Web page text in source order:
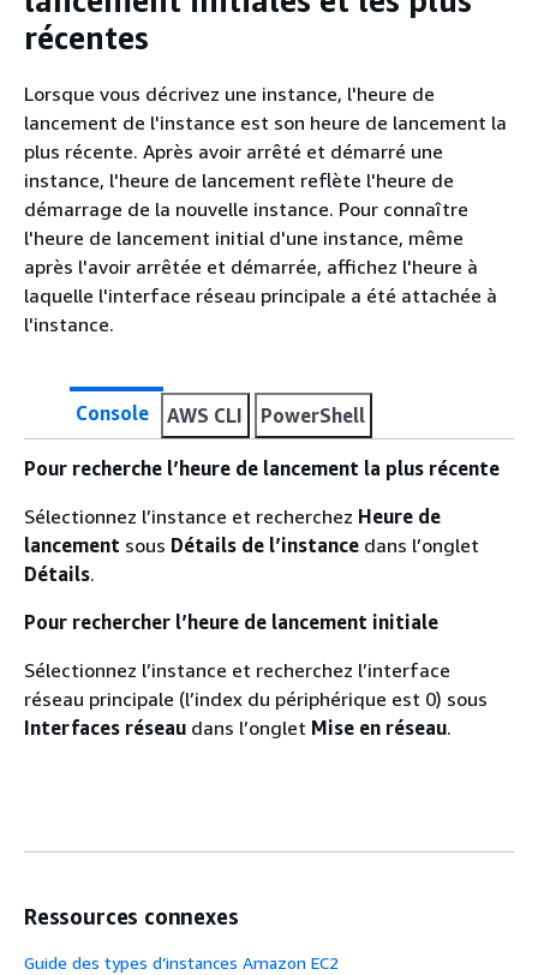
récentes
Lorsque vous décrivez une instance, l'heure de
lancement de l'instance est son heure de lancement la
plus récente. Après avoir arrêté et démarré une
instance, l'heure de lancement reflète l'heure de
démarrage de la nouvelle instance. Pour connaître
l'heure de lancement initial d'une instance, même
après l'avoir arrêtée et démarrée, affichez l'heure à
laquelle l'interface réseau principale a été attachée à
l'instance.
Console AWS CLI PowerShell
Pour recherche l’heure de lancement la plus récente
Sélectionnez l’instance et recherchez Heure de
lancement sous Détails de l’instance dans l’onglet
Détails.
Pour rechercher l’heure de lancement initiale
Sélectionnez l’instance et recherchez l’interface
réseau principale (l’index du périphérique est 0) sous
Interfaces réseau dans l’onglet Mise en réseau.
Ressources connexes
Guide des types d’instances Amazon EC2